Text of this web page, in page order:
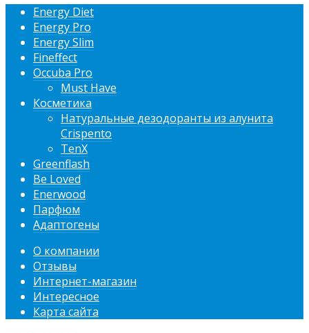
Energy Diet
Energy Pro
Energy Slim
Fineffect
Occuba Pro
Must Have
Косметика
Натуральные дезодоранты из алунита
Crispento
TenX
Greenflash
Be Loved
Enerwood
Парфюм
Адаптогены
О компании
Отзывы
Интернет-магазин
Интересное
Карта сайта